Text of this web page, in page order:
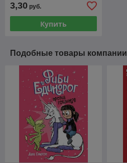
3,30 руб.
Купить
Подобные товары компании